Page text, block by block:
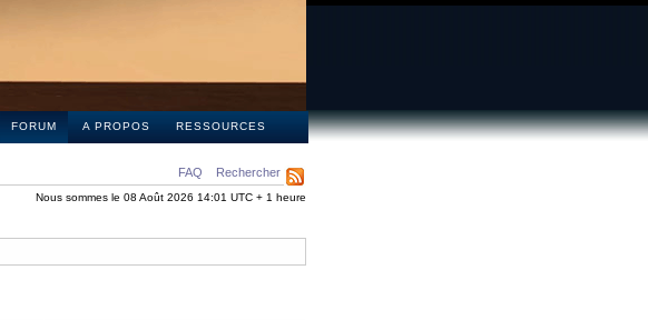
FORUM A PROPOS RESSOURCES
FAQ Rechercher
Nous sommes le 08 Août 2026 14:01 UTC + 1 heure